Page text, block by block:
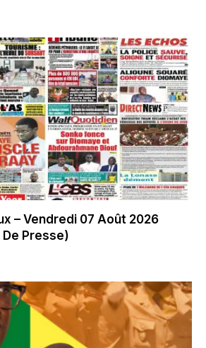
– Vendredi 07 Août 2026
De Presse)